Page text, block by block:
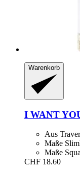
Warenkorb
I WANT
Aus
Maße
Maße
CHF 18.60